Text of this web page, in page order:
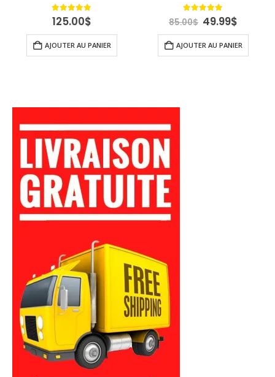
5.00 out of 5
125.00$
AJOUTER AU PANIER
4.89 out of 5
85.00$ Le
prix
initial
était :
85.00$.
49.99$Le
prix
actuel
est :
49.99$.
AJOUTER AU PANIER